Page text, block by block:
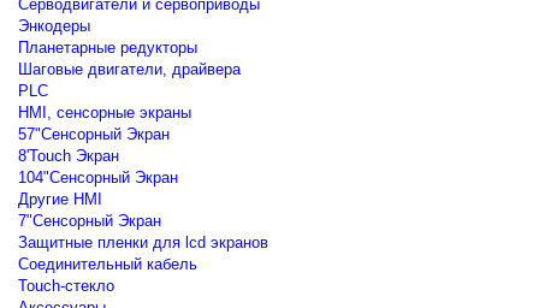
Серводвигатели и сервоприводы
Энкодеры
Планетарные редукторы
Шаговые двигатели, драйвера
PLC
HMI, сенсорные экраны
57"Сенсорный Экран
8'Touch Экран
104"Сенсорный Экран
Другие HMI
7"Сенсорный Экран
Защитные пленки для lcd экранов
Соединительный кабель
Touch-стекло